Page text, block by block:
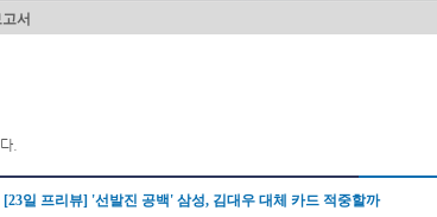
서
.
[23일 프리뷰] '선발진 공백' 삼성, 김대우 대체 카드 적중할까